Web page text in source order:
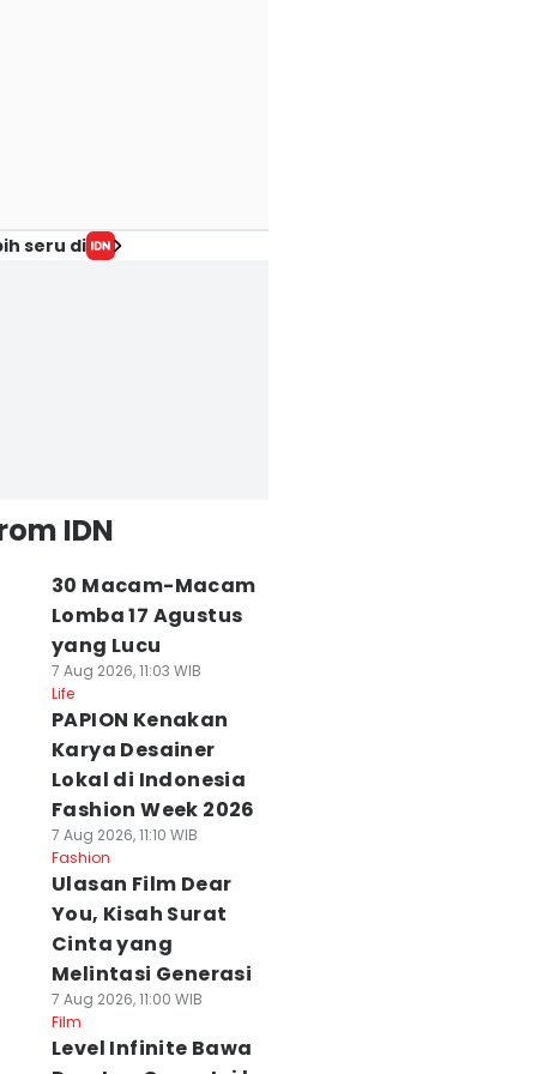
seru di
IDN
30 Macam-Macam
Lomba 17 Agustus
yang Lucu
7 Aug 2026, 11:03 WIB
Life
PAPION Kenakan
Karya Desainer
Lokal di Indonesia
Fashion Week 2026
7 Aug 2026, 11:10 WIB
Fashion
Ulasan Film Dear
You, Kisah Surat
Cinta yang
Melintasi Generasi
7 Aug 2026, 11:00 WIB
Film
Level Infinite Bawa